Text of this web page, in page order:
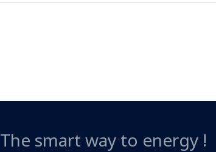
The smart way to energy !